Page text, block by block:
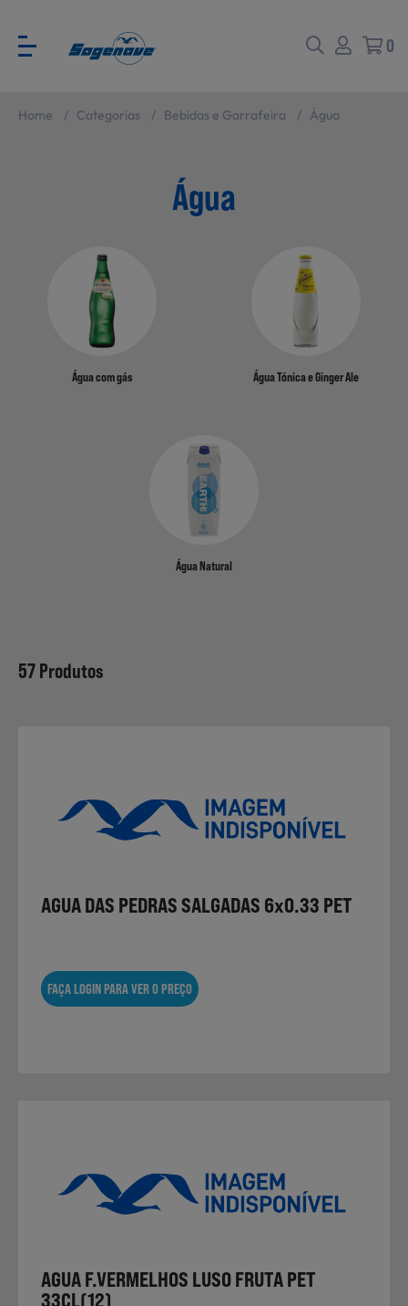
Voltar
Carne
Peixe e Marisco
Refeições Prontas
Pré-confeccionados
Laticínios, Ovos e Derivados
Mercearia
Padaria e Pastelaria
Produtos Vegetarianos
Sobremesas
Voltar
CATÁLOGO PARA EVENTOS
SABORES BRASIL
0
Home / Categorias / Bebidas e Garrafeira / Água
Água
Água com gás Água Tónica e Ginger Ale
Água Natural
57 Produtos
AGUA DAS PEDRAS SALGADAS 6x0.33 PET
FAÇA LOGIN PARA VER O PREÇO
AGUA F.VERMELHOS LUSO FRUTA PET
33CL(12)